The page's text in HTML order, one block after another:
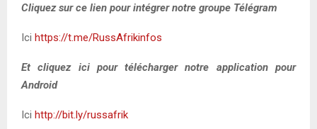
Cliquez sur ce lien pour intégrer notre groupe Télégram
Ici https://t.me/RussAfrikinfos
Et cliquez ici pour télécharger notre application pour
Android
Ici http://bit.ly/russafrik